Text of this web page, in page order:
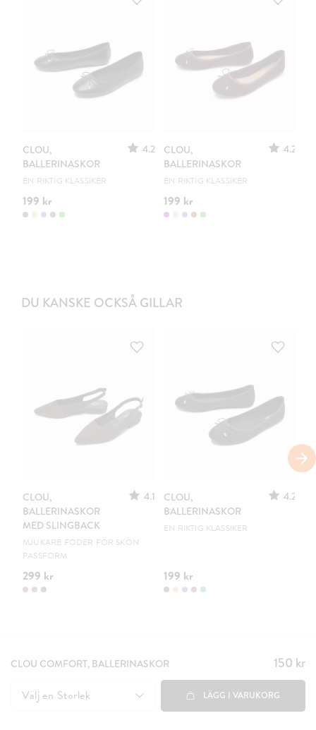
CLOU,
BALLERINASKOR
4.2
EN RIKTIG KLASSIKER
199 kr
CLOU,
BALLERINASKOR
4.2
EN RIKTIG KLASSIKER
199 kr
DU KANSKE OCKSÅ GILLAR
CLOU,
BALLERINASKOR
MED SLINGBACK
4.1
MJUKARE FODER FÖR SKÖN
PASSFORM
299 kr
CLOU,
BALLERINASKOR
4.2
EN RIKTIG KLASSIKER
199 kr
CLOU COMFORT, BALLERINASKOR Pris:
150 kr
150 kr
Välj en Storlek LÄGG I VARUKORG